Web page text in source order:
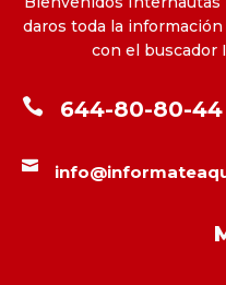
daros toda la
con el buscador
 644-80-80-44
